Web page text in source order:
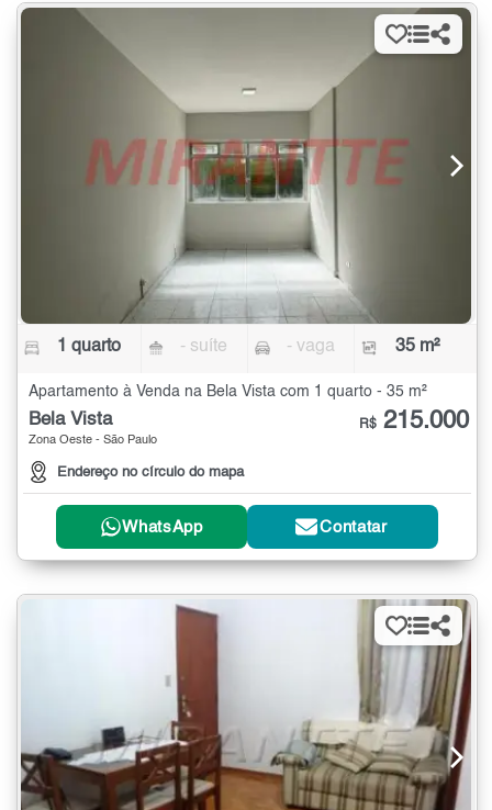
1 quarto - suíte - vaga 35 m²
Apartamento à Venda na Bela Vista com 1 quarto - 35 m²
Bela Vista
Zona Oeste - São Paulo
Endereço no círculo do mapa
R$ 215.000
WhatsApp Contatar